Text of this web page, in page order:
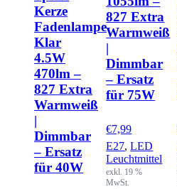
Kerze
Fadenlampe
Klar
4.5W
470lm –
827 Extra
Warmweiß
|
Dimmbar
– Ersatz
für 40W
827 Extra
Warmweiß
|
Dimmbar
– Ersatz
für 75W
€7,99
E27,LED
Leuchtmittel
exkl. 19 %
MwSt.